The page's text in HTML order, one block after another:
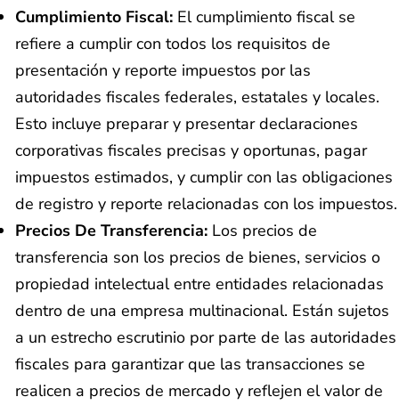
Cumplimiento Fiscal: El cumplimiento fiscal se
refiere a cumplir con todos los requisitos de
presentación y reporte impuestos por las
autoridades fiscales federales, estatales y locales.
Esto incluye preparar y presentar declaraciones
corporativas fiscales precisas y oportunas, pagar
impuestos estimados, y cumplir con las obligaciones
de registro y reporte relacionadas con los impuestos.
Precios De Transferencia: Los precios de
transferencia son los precios de bienes, servicios o
propiedad intelectual entre entidades relacionadas
dentro de una empresa multinacional. Están sujetos
a un estrecho escrutinio por parte de las autoridades
fiscales para garantizar que las transacciones se
realicen a precios de mercado y reflejen el valor de